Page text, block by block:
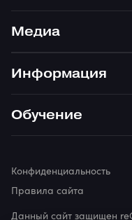
Медиа
Информация
Обучение
Данный сайт защищен
Конфиденциальность
Правила сайта